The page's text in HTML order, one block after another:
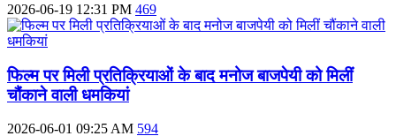
2026-06-19 12:31 PM 469
फिल्म पर मिली प्रतिक्रियाओं के बाद मनोज बाजपेयी को मिलीं
चौंकाने वाली धमकियां
2026-06-01 09:25 AM 594